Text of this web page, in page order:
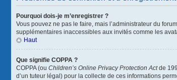
Pourquoi dois-je m’enregistrer ?
Vous pouvez ne pas le faire, mais l’administrateur du
supplémentaires inaccessibles aux invités comme les
Haut
Que signifie COPPA ?
COPPA (ou Children’s Online Privacy Protection Actde
d’un tuteur légal) pour la collecte de ces informations